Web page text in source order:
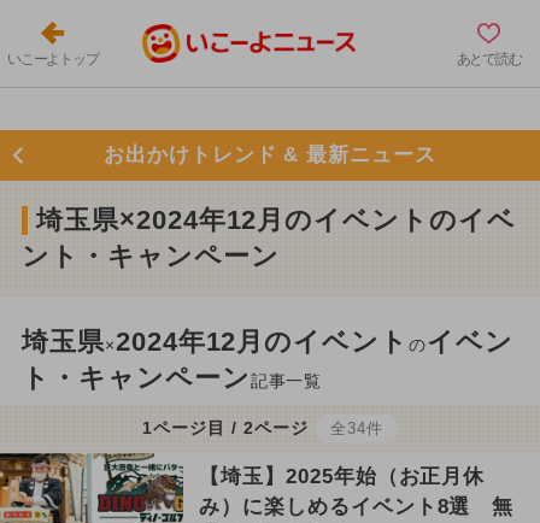
いこーよトップ あとで読む
お出かけトレンド & 最新ニュース
埼玉県×2024年12月のイベントのイベ
ント・キャンペーン
埼玉県×2024年12月のイベントのイベン
ト・キャンペーン記事一覧
1ページ目 / 2ページ 全34件
【埼玉】2025年始（お正月休
み）に楽しめるイベント8選 無